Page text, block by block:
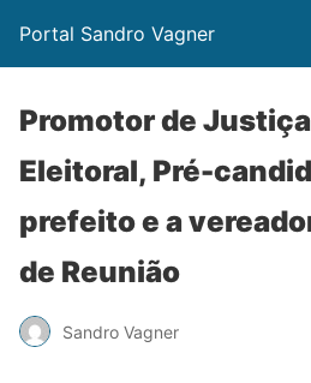
Portal Sandro Vagner
Promotor de
Eleitoral, Pré-
prefeito e a
de Reunião
Sandro Vagner